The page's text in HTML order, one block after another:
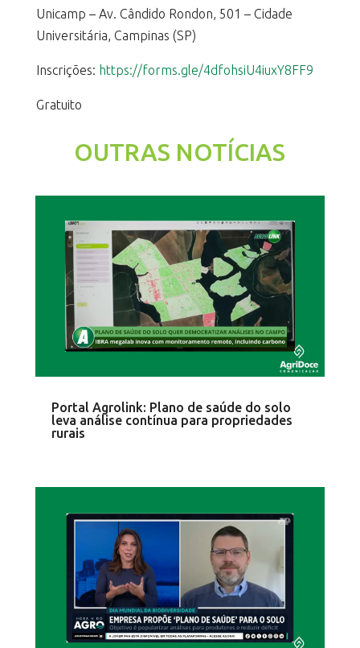
Unicamp – Av. Cândido Rondon, 501 – Cidade
Universitária, Campinas (SP)
Inscrições: https://forms.gle/4dfohsiU4iuxY8FF9
Gratuito
OUTRAS NOTÍCIAS
Portal Agrolink: Plano de saúde do solo
leva análise contínua para propriedades
rurais